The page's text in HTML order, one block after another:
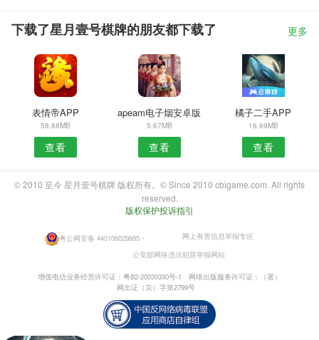
下载了星月壹号棋牌的朋友都下载了 更多
表情帝APP
58.88MB
查看
apeam电子烟安卓版
5.67MB
查看
橘子二手APP
16.69MB
查看
© 2010 至今 星月壹号棋牌 版权所有。© Since 2010 cbigame.com. All rights
reserved.
版权保护投诉指引
粤公网安备 440106029885・
网上有害信息举报专区
公安部网络违法犯罪举报网站
增值电信业务经营许可证：粤B2-20030330号-1
网络出版服务许可证：（署）
网出证（京）字第2799号